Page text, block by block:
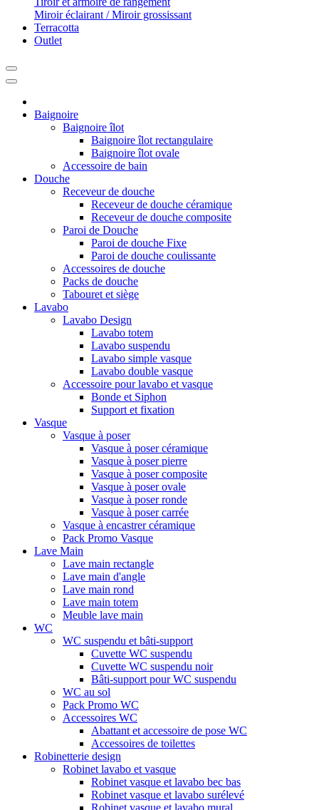
Miroir éclairant / Miroir grossissant
Terracotta
Outlet
Baignoire
Baignoire îlot
Baignoire îlot rectangulaire
Baignoire îlot ovale
Accessoire de bain
Douche
Receveur de douche
Receveur de douche céramique
Receveur de douche composite
Paroi de Douche
Paroi de douche Fixe
Paroi de douche coulissante
Accessoires de douche
Packs de douche
Tabouret et siège
Lavabo
Lavabo Design
Lavabo totem
Lavabo suspendu
Lavabo simple vasque
Lavabo double vasque
Accessoire pour lavabo et vasque
Bonde et Siphon
Support et fixation
Vasque
Vasque à poser
Vasque à poser céramique
Vasque à poser pierre
Vasque à poser composite
Vasque à poser ovale
Vasque à poser ronde
Vasque à poser carrée
Vasque à encastrer céramique
Pack Promo Vasque
Lave Main
Lave main rectangle
Lave main d'angle
Lave main rond
Lave main totem
Meuble lave main
WC
WC suspendu et bâti-support
Cuvette WC suspendu
Cuvette WC suspendu noir
Bâti-support pour WC suspendu
WC au sol
Pack Promo WC
Accessoires WC
Abattant et accessoire de pose WC
Accessoires de toilettes
Robinetterie design
Robinet lavabo et vasque
Robinet vasque et lavabo bec bas
Robinet vasque et lavabo surélevé
Robinet vasque et lavabo mural